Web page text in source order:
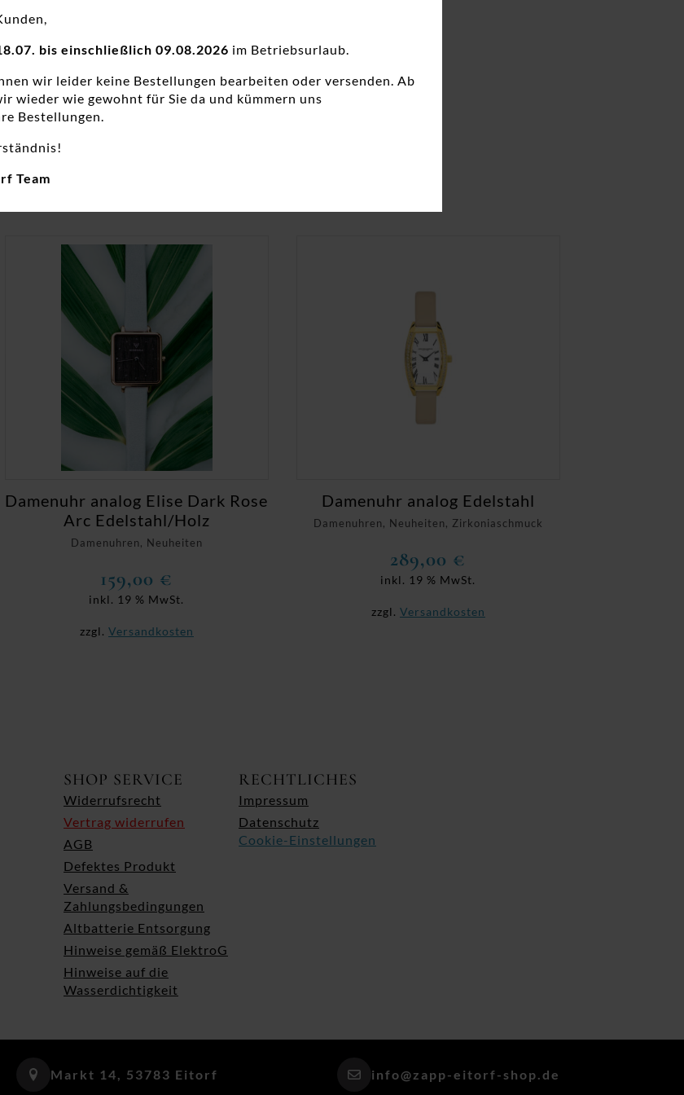
Damenuhren, Neuheiten
Damenuhr analog Elise Dark Rose
Arc Edelstahl/Holz
159,00 €
inkl. 19 % MwSt.
zzgl. Versandkosten
Damenuhren, Neuheiten, Zirkoniaschmuck
Damenuhr analog Edelstahl
289,00 €
inkl. 19 % MwSt.
zzgl. Versandkosten
SHOP SERVICE
Widerrufsrecht
Vertrag widerrufen
AGB
Defektes Produkt
Versand &
Zahlungsbedingungen
Altbatterie Entsorgung
Hinweise gemäß ElektroG
Hinweise auf die
Wasserdichtigkeit
RECHTLICHES
Impressum
Datenschutz
Cookie-Einstellungen
Markt 14, 53783 Eitorf info@zapp-eitorf-shop.de
bis einschließlich 09.08.2026 im Betriebsurlaub.
wir leider keine Bestellungen bearbeiten oder versenden. Ab
wieder wie gewohnt für Sie da und kümmern uns
Bestellungen.
Team